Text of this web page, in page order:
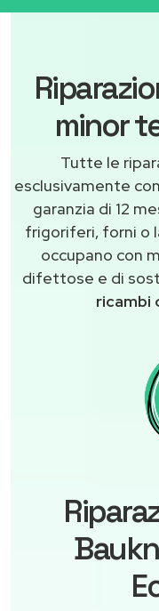
minor
Tutte le
esclusivamente
garanzia di 12
frigoriferi, forni o
occupano con
difettose e di
ricambi